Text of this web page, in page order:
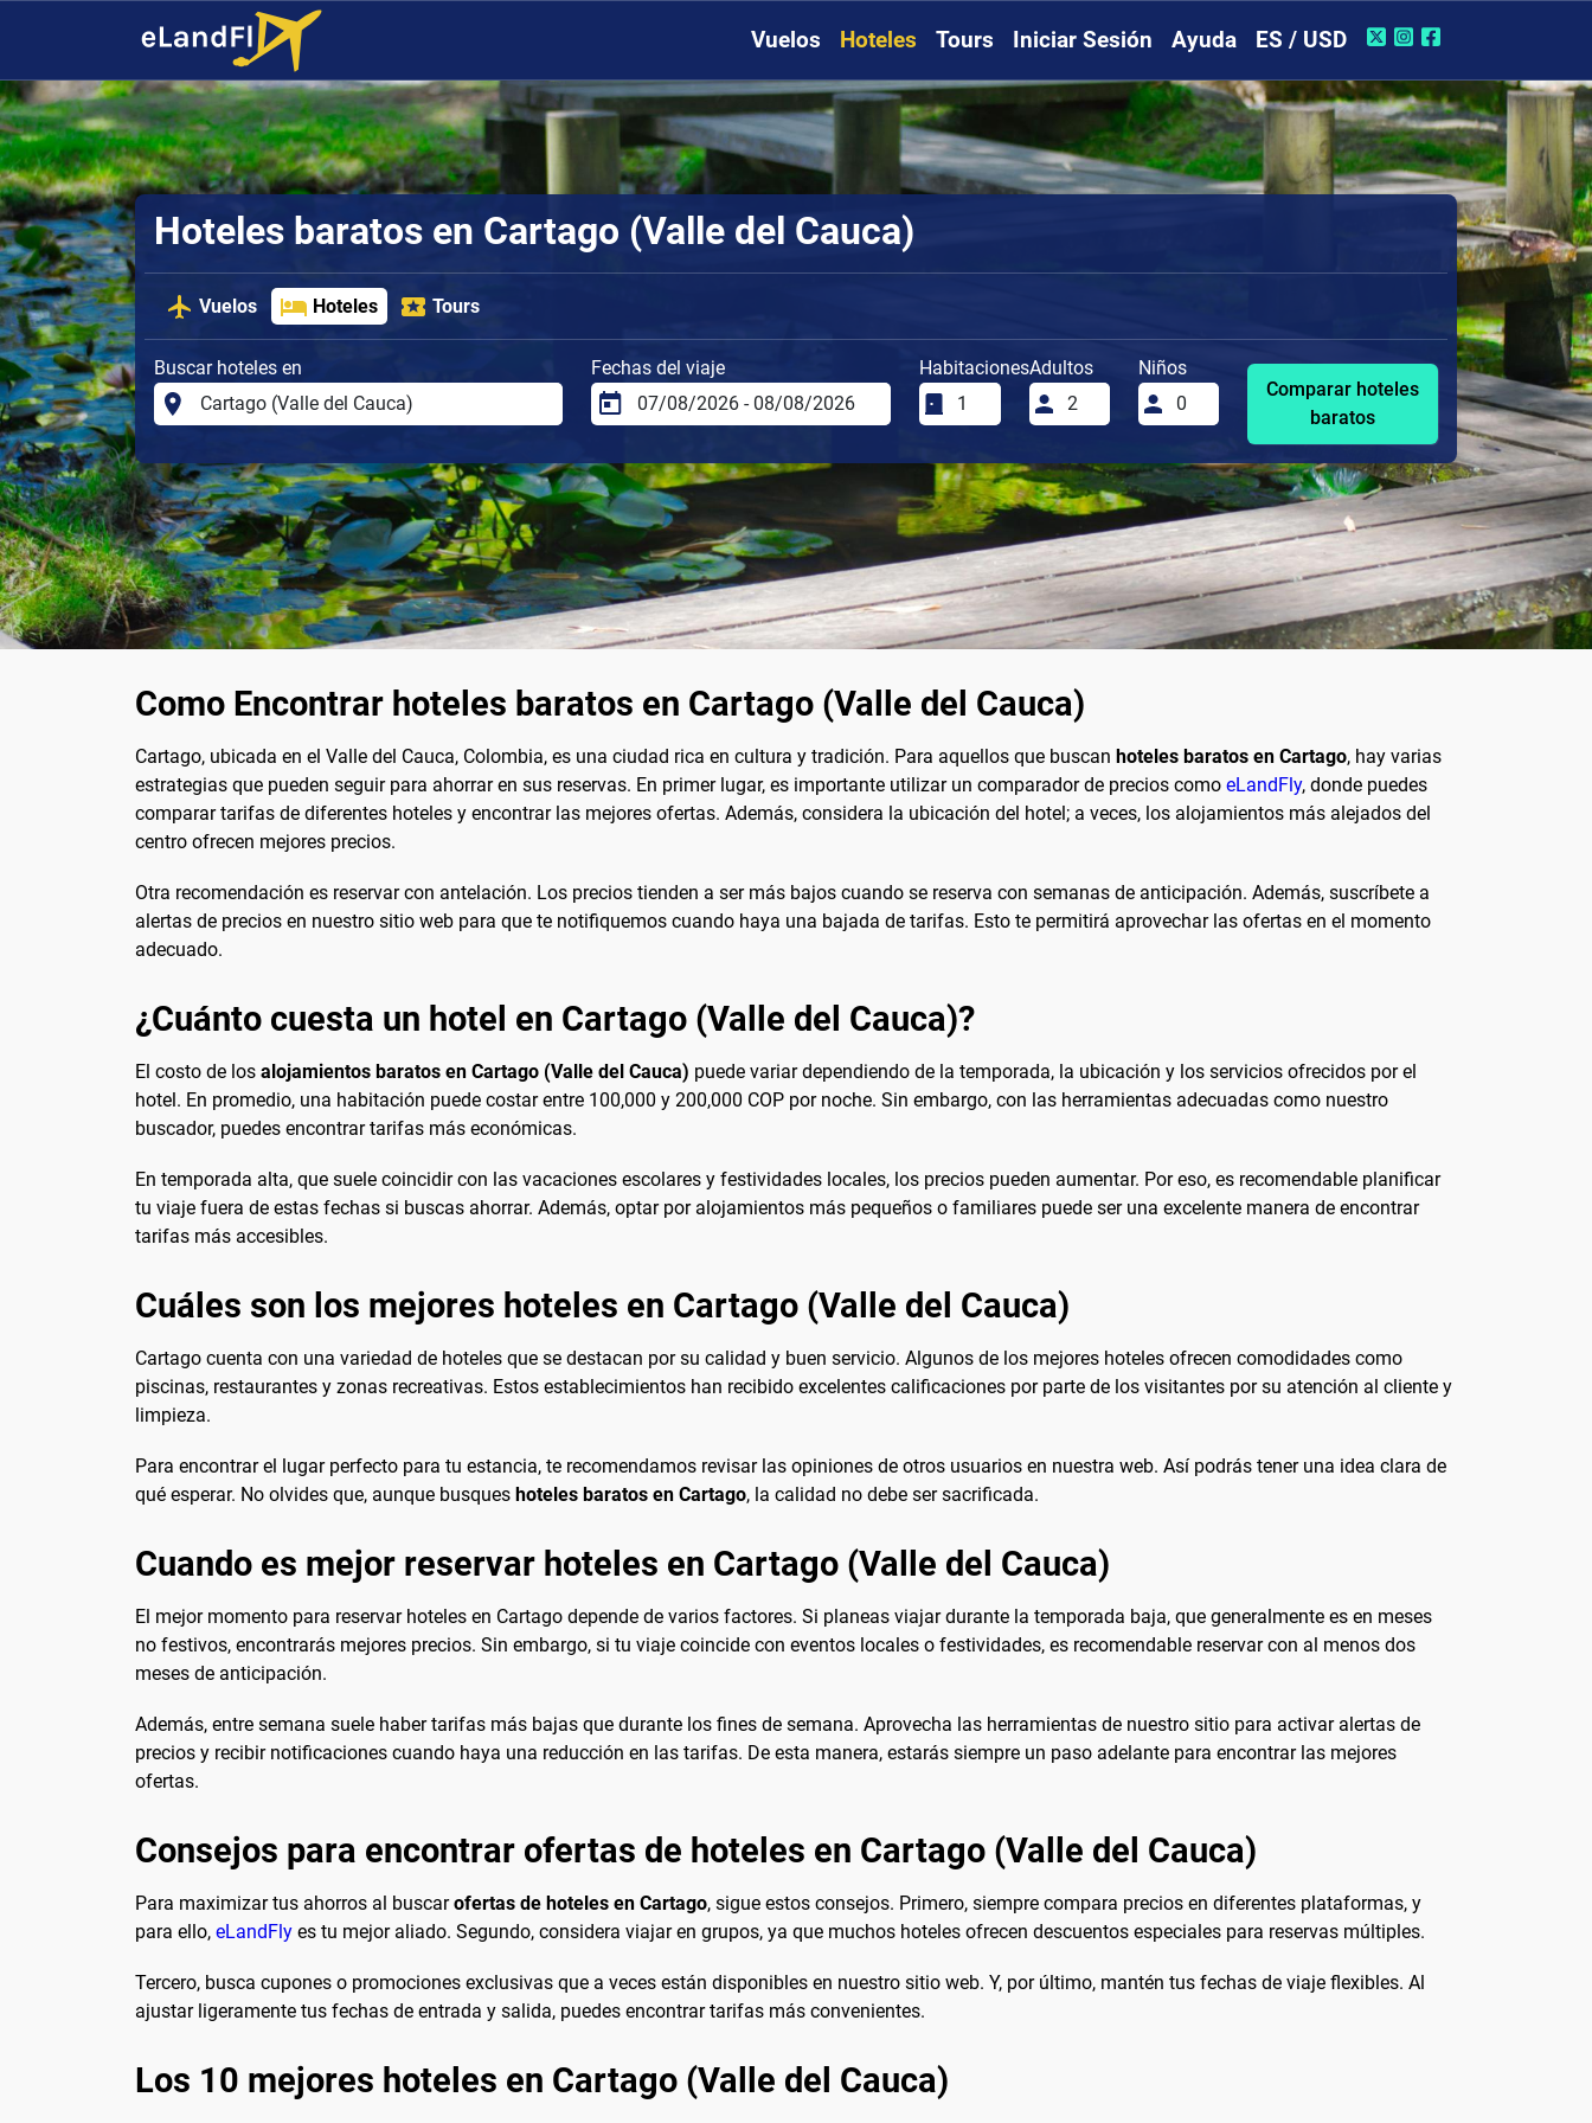
Vuelos Hoteles Tours Iniciar Sesión Ayuda ES / USD
Hoteles baratos en Cartago (Valle del Cauca)
Vuelos Hoteles Tours
Buscar hoteles en Fechas del viaje HabitacionesAdultos
Niños
Comparar hoteles
baratos
Como Encontrar hoteles baratos en Cartago (Valle del Cauca)
Cartago, ubicada en el Valle del Cauca, Colombia, es una ciudad rica en cultura y tradición. Para aquellos que buscan hoteles baratos en Cartago, hay varias
estrategias que pueden seguir para ahorrar en sus reservas. En primer lugar, es importante utilizar un comparador de precios como eLandFly, donde puedes
comparar tarifas de diferentes hoteles y encontrar las mejores ofertas. Además, considera la ubicación del hotel; a veces, los alojamientos más alejados del
centro ofrecen mejores precios.
Otra recomendación es reservar con antelación. Los precios tienden a ser más bajos cuando se reserva con semanas de anticipación. Además, suscríbete a
alertas de precios en nuestro sitio web para que te notifiquemos cuando haya una bajada de tarifas. Esto te permitirá aprovechar las ofertas en el momento
adecuado.
¿Cuánto cuesta un hotel en Cartago (Valle del Cauca)?
El costo de los alojamientos baratos en Cartago (Valle del Cauca) puede variar dependiendo de la temporada, la ubicación y los servicios ofrecidos por el
hotel. En promedio, una habitación puede costar entre 100,000 y 200,000 COP por noche. Sin embargo, con las herramientas adecuadas como nuestro
buscador, puedes encontrar tarifas más económicas.
En temporada alta, que suele coincidir con las vacaciones escolares y festividades locales, los precios pueden aumentar. Por eso, es recomendable planificar
tu viaje fuera de estas fechas si buscas ahorrar. Además, optar por alojamientos más pequeños o familiares puede ser una excelente manera de encontrar
tarifas más accesibles.
Cuáles son los mejores hoteles en Cartago (Valle del Cauca)
Cartago cuenta con una variedad de hoteles que se destacan por su calidad y buen servicio. Algunos de los mejores hoteles ofrecen comodidades como
piscinas, restaurantes y zonas recreativas. Estos establecimientos han recibido excelentes calificaciones por parte de los visitantes por su atención al cliente y
limpieza.
Para encontrar el lugar perfecto para tu estancia, te recomendamos revisar las opiniones de otros usuarios en nuestra web. Así podrás tener una idea clara de
qué esperar. No olvides que, aunque busques hoteles baratos en Cartago, la calidad no debe ser sacrificada.
Cuando es mejor reservar hoteles en Cartago (Valle del Cauca)
El mejor momento para reservar hoteles en Cartago depende de varios factores. Si planeas viajar durante la temporada baja, que generalmente es en meses
no festivos, encontrarás mejores precios. Sin embargo, si tu viaje coincide con eventos locales o festividades, es recomendable reservar con al menos dos
meses de anticipación.
Además, entre semana suele haber tarifas más bajas que durante los fines de semana. Aprovecha las herramientas de nuestro sitio para activar alertas de
precios y recibir notificaciones cuando haya una reducción en las tarifas. De esta manera, estarás siempre un paso adelante para encontrar las mejores
ofertas.
Consejos para encontrar ofertas de hoteles en Cartago (Valle del Cauca)
Para maximizar tus ahorros al buscarofertas de hoteles en Cartago, sigue estos consejos. Primero, siempre compara precios en diferentes plataformas, y
para ello, eLandFly es tu mejor aliado. Segundo, considera viajar en grupos, ya que muchos hoteles ofrecen descuentos especiales para reservas múltiples.
Tercero, busca cupones o promociones exclusivas que a veces están disponibles en nuestro sitio web. Y, por último, mantén tus fechas de viaje flexibles. Al
ajustar ligeramente tus fechas de entrada y salida, puedes encontrar tarifas más convenientes.
Los 10 mejores hoteles en Cartago (Valle del Cauca)